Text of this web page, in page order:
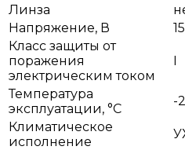
Линза
Напряжение, В
Класс защиты от
поражения
электрическим током
I
Температура
эксплуатации, °С
-
Климатическое
исполнение